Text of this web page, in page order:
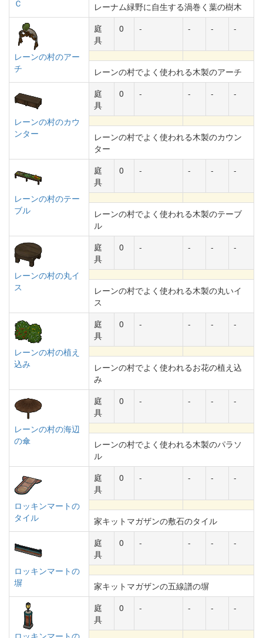
Ｃ レーナム緑野に自生する渦巻く葉の樹木
レーンの村のアー
チ
庭
具
0 - - - -
レーンの村でよく使われる木製のアーチ
レーンの村のカウ
ンター
庭
具
0 - - - -
レーンの村でよく使われる木製のカウン
ター
レーンの村のテー
ブル
庭
具
0 - - - -
レーンの村でよく使われる木製のテーブ
ル
レーンの村の丸イ
ス
庭
具
0 - - - -
レーンの村でよく使われる木製の丸いイ
ス
レーンの村の植え
込み
庭
具
0 - - - -
レーンの村でよく使われるお花の植え込
み
レーンの村の海辺
の傘
庭
具
0 - - - -
レーンの村でよく使われる木製のパラソ
ル
ロッキンマートの
タイル
庭
具
0 - - - -
家キットマガザンの敷石のタイル
ロッキンマートの
塀
庭
具
0 - - - -
家キットマガザンの五線譜の塀
ロッキンマートの
庭
具
0 - - - -